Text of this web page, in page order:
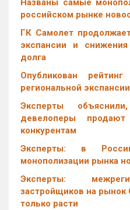
Названы самые
российском рынке
ГК Самолет
экспансии и снижения
долга
Опубликован
региональной экспансии
Эксперты
девелоперы
конкурентам
Эксперты: в
монополизации рынка
Эксперты:
застройщиков на
только расти